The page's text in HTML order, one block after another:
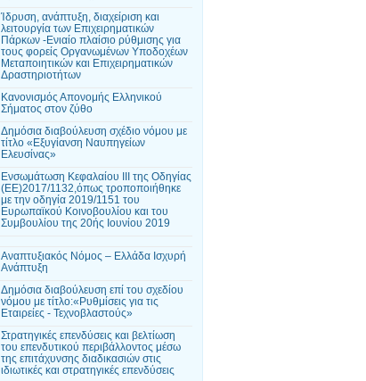
Ίδρυση, ανάπτυξη, διαχείριση και
λειτουργία των Επιχειρηματικών
Πάρκων -Ενιαίο πλαίσιο ρύθμισης για
τους φορείς Οργανωμένων Υποδοχέων
Μεταποιητικών και Επιχειρηματικών
Δραστηριοτήτων
Κανονισμός Απονομής Ελληνικού
Σήματος στον ζύθο
Δημόσια διαβούλευση σχέδιο νόμου με
τίτλο «Εξυγίανση Ναυπηγείων
Ελευσίνας»
Ενσωμάτωση Κεφαλαίου III της Οδηγίας
(ΕΕ)2017/1132,όπως τροποποιήθηκε
με την οδηγία 2019/1151 του
Ευρωπαϊκού Κοινοβουλίου και του
Συμβουλίου της 20ής Ιουνίου 2019
Αναπτυξιακός Νόμος – Ελλάδα Ισχυρή
Ανάπτυξη
Δημόσια διαβούλευση επί του σχεδίου
νόμου με τίτλο:«Ρυθμίσεις για τις
Εταιρείες - Τεχνοβλαστούς»
Στρατηγικές επενδύσεις και βελτίωση
του επενδυτικού περιβάλλοντος μέσω
της επιτάχυνσης διαδικασιών στις
ιδιωτικές και στρατηγικές επενδύσεις